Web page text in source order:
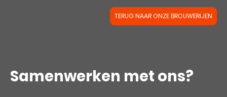
TERUG NAAR ONZE BROUWERIJEN
Samenwerken met ons?